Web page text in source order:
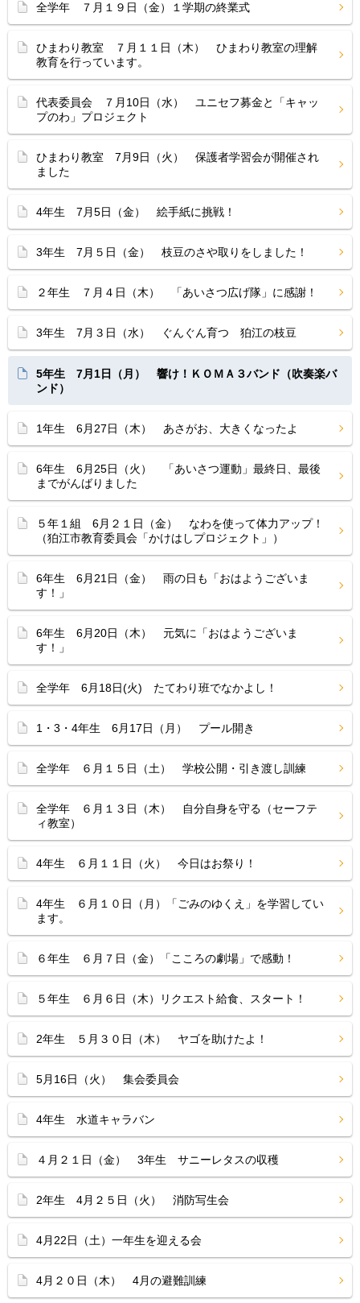
全学年 ７月１９日（金）１学期の終業式
ひまわり教室 ７月１１日（木） ひまわり教室の理解
教育を行っています。
代表委員会 ７月10日（水） ユニセフ募金と「キャッ
プのわ」プロジェクト
ひまわり教室 7月9日（火） 保護者学習会が開催され
ました
4年生 7月5日（金） 絵手紙に挑戦！
3年生 7月５日（金） 枝豆のさや取りをしました！
２年生 ７月４日（木） 「あいさつ広げ隊」に感謝！
3年生 7月３日（水） ぐんぐん育つ 狛江の枝豆
5年生 7月1日（月） 響け！ＫＯＭＡ３バンド（吹奏楽バ
ンド）
1年生 6月27日（木） あさがお、大きくなったよ
6年生 6月25日（火） 「あいさつ運動」最終日、最後
までがんばりました
５年１組 6月２１日（金） なわを使って体力アップ！
（狛江市教育委員会「かけはしプロジェクト」）
6年生 6月21日（金） 雨の日も「おはようございま
す！」
6年生 6月20日（木） 元気に「おはようございま
す！」
全学年 6月18日(火) たてわり班でなかよし！
1・3・4年生 6月17日（月） プール開き
全学年 ６月１５日（土） 学校公開・引き渡し訓練
全学年 ６月１３日（木） 自分自身を守る（セーフテ
ィ教室）
4年生 ６月１１日（火） 今日はお祭り！
4年生 ６月１０日（月）「ごみのゆくえ」を学習してい
ます。
６年生 ６月７日（金）「こころの劇場」で感動！
５年生 ６月６日（木）リクエスト給食、スタート！
2年生 ５月３０日（木） ヤゴを助けたよ！
5月16日（火） 集会委員会
4年生 水道キャラバン
４月２１日（金） 3年生 サニーレタスの収穫
2年生 4月２５日（火） 消防写生会
4月22日（土）一年生を迎える会
4月２０日（木） 4月の避難訓練